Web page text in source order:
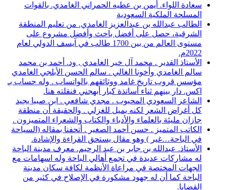
سعادة اللواء. أيمن بن عطيه الحمراني الغامدي. بالقوات
المسلحة الملكية السعودية
الطالب عبدالله بن عبدالعزيز الغامدي. من تعليم المنطقة
الشرقية، حصل على أفضل باحث وأفضل مشروع على
مستوى العالم من بين 1700 طالب في آيسف الدولي لعام
2022م.
الأستاذ القدير . محمد آل خير الغامدي , ود. أحمد بن محمد
سالم الغامدي وأخونا الغالي . سالم الحسن الأبلجي الغامدي
مؤسس قروب تاريخ غامد ووثائقهم بالواتساب . وله حساب بـ
اكس. دار بينهم ثناء أساتذة كبار أبهجني فنقلته هنا.
الشاعر السعودي المحبوب . مجدي شافعي . ابن صبيا يجيد
كل أغراض الشعر لكنه يميل للغزلي . والحقيقة أن منطقة
جازان مليئة بالعلماء والأدباء والكتاب والشعراء المتميزون .
الكاتب المتميز . حسن أحمد الصغير . أتحفنا بمقاله (السياحة
في الباحة…غير ) وهو مقال يستحق القراءة والإشادة.
الأستاذ. عبدالله بن جابر بن عبد الرحيم. معرف مدينة الباحة
له مشاركات عديدة في تجمع أهالي الباحة وله اسهامات مع
الجهات المختصة في مراعاة الأنظمة لكافة سكان مدينة
الباحة كما أن له جهود مشكورة في الإصلاح في كثير من
القضايا.